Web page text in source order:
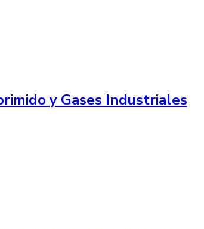
y Gases Industriales